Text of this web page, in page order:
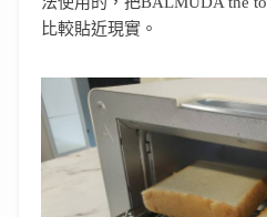
比較貼近現實。